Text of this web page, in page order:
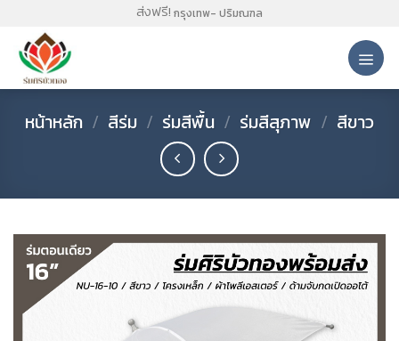
content
ส่งฟรี! กรุงเทพ- ปริมณฑล
หน้าหลัก / สีร่ม / ร่มสีพื้น / ร่มสีสุภาพ / สีขาว